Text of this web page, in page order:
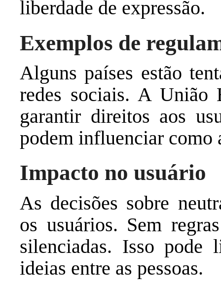
liberdade de expressão.
Exemplos de
Alguns países estão
redes sociais. A União
garantir direitos aos
podem influenciar como
Impacto no usuário
As decisões sobre
os usuários. Sem
silenciadas. Isso
ideias entre as pessoas.